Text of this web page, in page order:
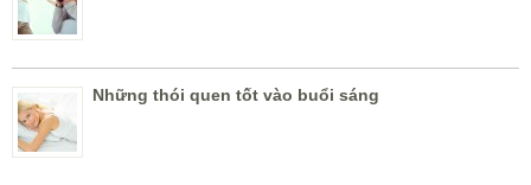
Những thói quen tốt vào buổi sáng